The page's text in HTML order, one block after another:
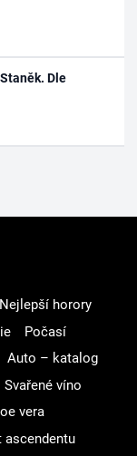
Dle
Nejlepší horory
Počasí
Auto – katalog
Svařené víno
vera
ascendentu